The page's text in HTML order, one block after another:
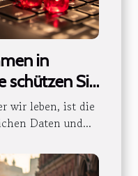
in
schützen Sie
wir leben, ist die
Daten und...